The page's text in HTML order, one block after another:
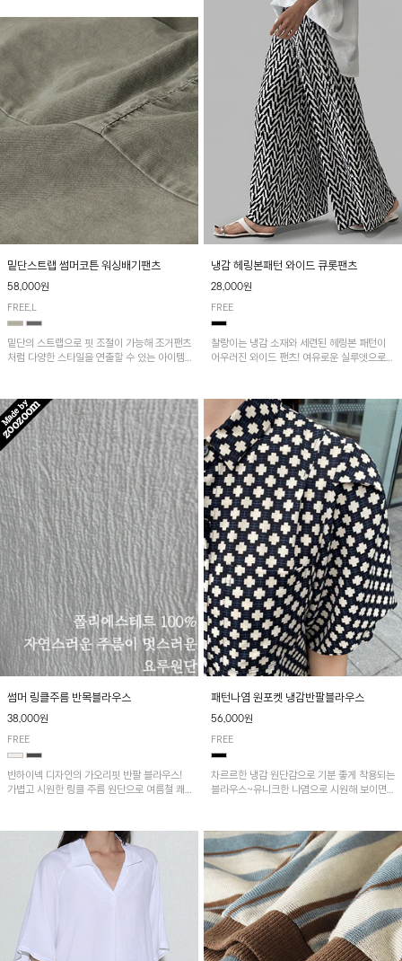
밑단스트랩 썸머코튼 워싱배기팬츠
58,000원
FREE,L
밑단의 스트랩으로 핏 조절이 가능해 조거팬츠
처럼 다양한 스타일을 연출할 수 있는 아이템!
냉감 헤링본패턴 와이드 큐롯팬츠
28,000원
FREE
찰랑이는 냉감 소재와 세련된 헤링본 패턴이
어우러진 와이드 팬츠! 여유로운 실루엣으로
다.
썸머 링클주름 반목블라우스
38,000원
FREE
반하이넥 디자인의 가오리핏 반팔 블라우스!
가볍고 시원한 링클 주름 원단으로 여름철 쾌
패턴나염 원포켓 냉감반팔블라우스
56,000원
FREE
차르르한 냉감 원단감으로 기분 좋게 착용되는
블라우스~유니크한 나염으로 시원해 보이면